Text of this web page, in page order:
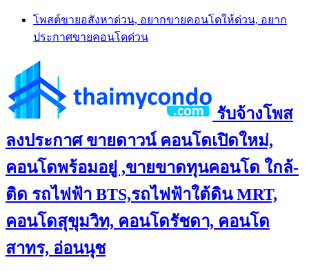
Skip
content
โพสต์ขายอสังหาด่วน, อยากขายคอนโดให้ด่วน, อยาก
ประกาศขายคอนโดด่วน
รับจ้างโพส
ลงประกาศ ขายดาวน์ คอนโดเปิดใหม่,
คอนโดพร้อมอยู่ ,ขายขาดทุนคอนโด ใกล้-
ติด รถไฟฟ้า BTS,รถไฟฟ้าใต้ดิน MRT,
คอนโดสุขุมวิท, คอนโดรัชดา, คอนโด
สาทร, อ่อนนุช